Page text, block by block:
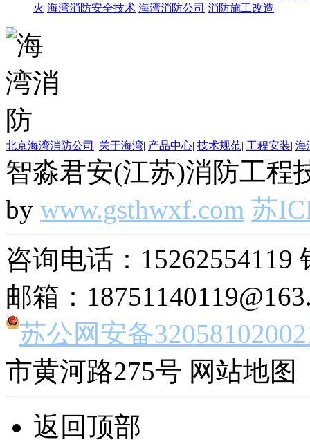
火 海湾消防安全技术 海湾消防公司 消防施工改造
北京海湾消防公司 | 关于海湾| 产品中心| 技术规范| 工程安装| 海
智淼君安(江苏)消防工程
by www.gsthwxf.com 苏
咨询电话：15262554119
邮箱：
苏公网安备
市黄河路275号 网站地图
返回顶部